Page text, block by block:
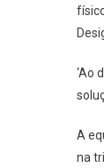
‘Ao
A
na